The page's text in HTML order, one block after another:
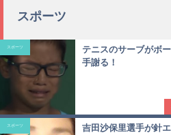
スポーツ
テニスのサーブがボ
手謝る！
スポーツ
吉田沙保里選手が針
スポーツ